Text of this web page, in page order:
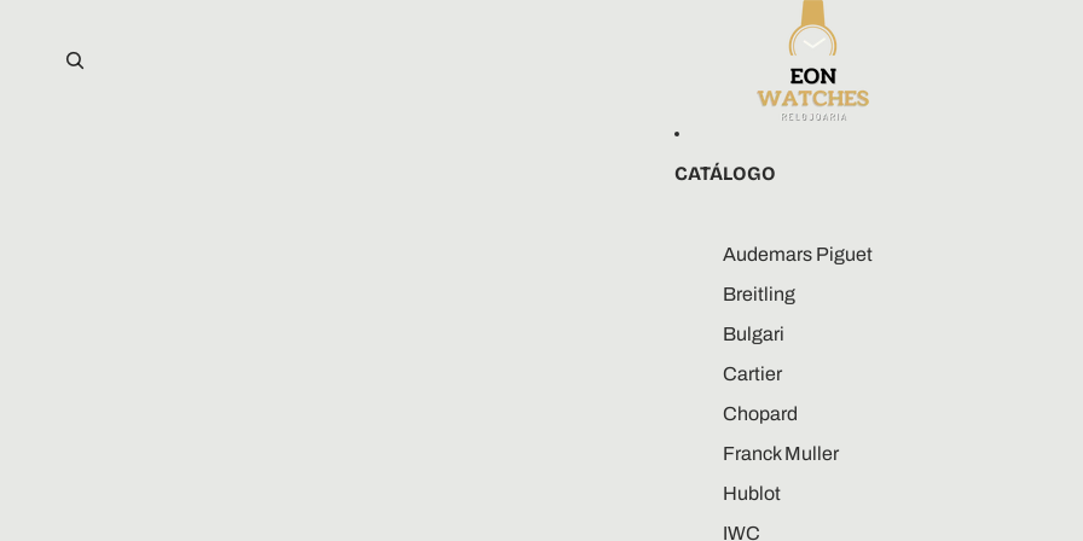
CATÁLOGO
Audemars Piguet
Breitling
Bulgari
Cartier
Chopard
Franck Muller
Hublot
IWC